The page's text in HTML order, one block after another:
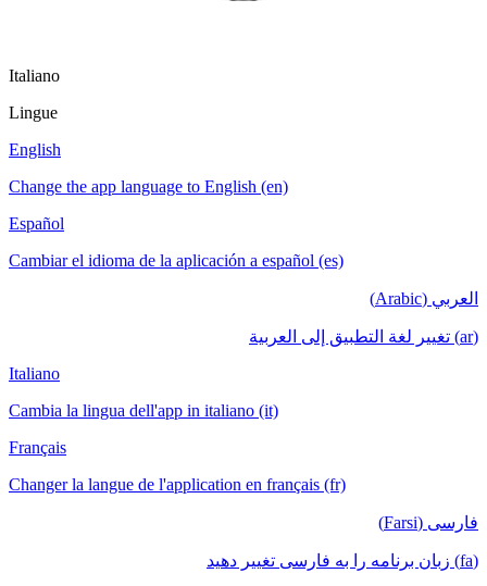
Italiano
Lingue
English
Change the app language to English (en)
Español
Cambiar el idioma de la aplicación a español (es)
العربي (Arabic)
(ar) تغيير لغة التطبيق إلى العربية
Italiano
Cambia la lingua dell'app in italiano (it)
Français
Changer la langue de l'application en français (fr)
فارسی (Farsi)
(fa) زبان برنامه را به فارسی تغییر دهید